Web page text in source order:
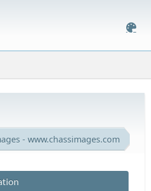
- www.chassimages.com